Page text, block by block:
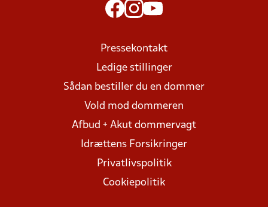
Pressekontakt
Ledige stillinger
Sådan bestiller du en dommer
Vold mod dommeren
Afbud + Akut dommervagt
Idrættens Forsikringer
Privatlivspolitik
Cookiepolitik